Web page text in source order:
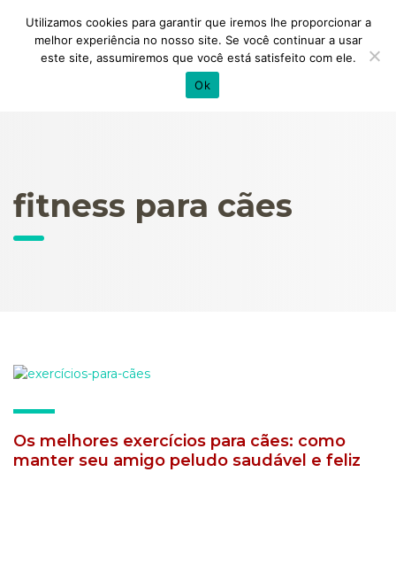
fitness para cães
Os melhores exercícios para cães: como
manter seu amigo peludo saudável e feliz
Utilizamos cookies para garantir que iremos lhe proporcionar a
melhor experiência no nosso site. Se você continuar a usar
este site, assumiremos que você está satisfeito com ele.
Ok